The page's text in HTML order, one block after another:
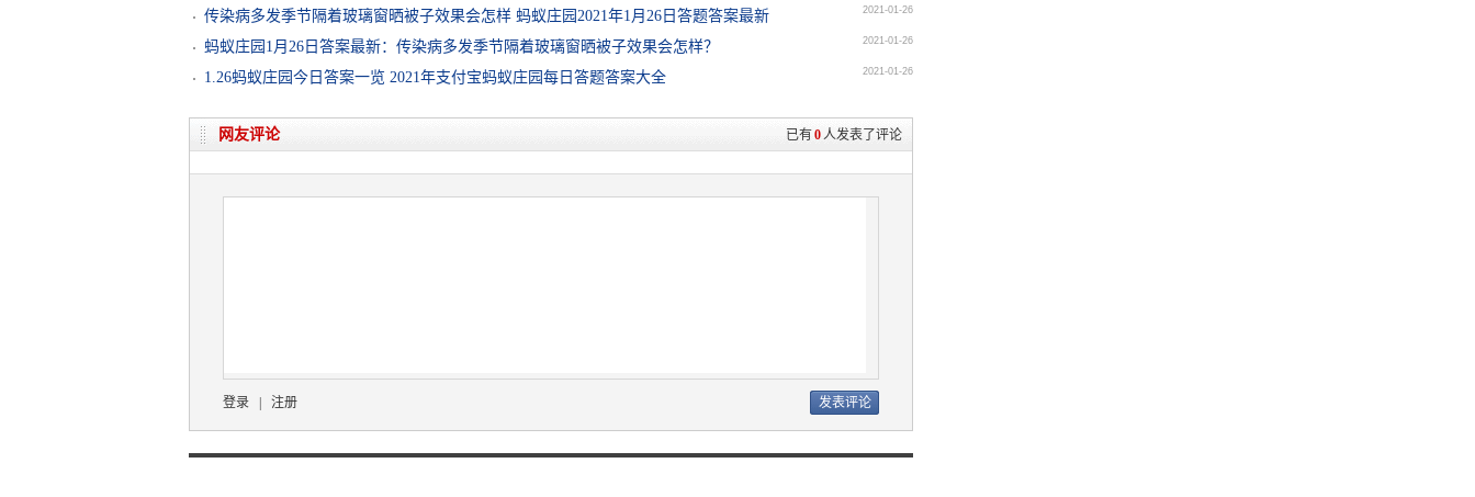
传染病多发季节隔着玻璃窗晒被子效果会怎样 蚂蚁庄园2021年1月26日答题答案最新
2021-01-26
蚂蚁庄园1月26日答案最新：传染病多发季节隔着玻璃窗晒被子效果会怎样？ 2021-01-26
1.26蚂蚁庄园今日答案一览 2021年支付宝蚂蚁庄园每日答题答案大全 2021-01-26
已有0人发表了评论
网友评论
登录 注册